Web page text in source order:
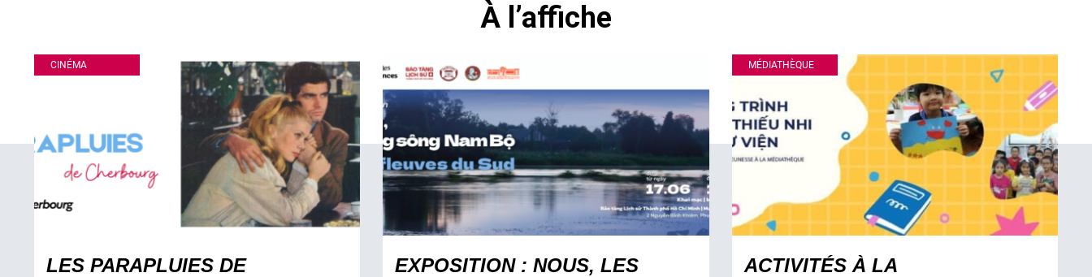
À l’affiche
CINÉMA
LES PARAPLUIES DE
EXPOSITION : NOUS, LES
MÉDIATHÈQUE
ACTIVITÉS À LA